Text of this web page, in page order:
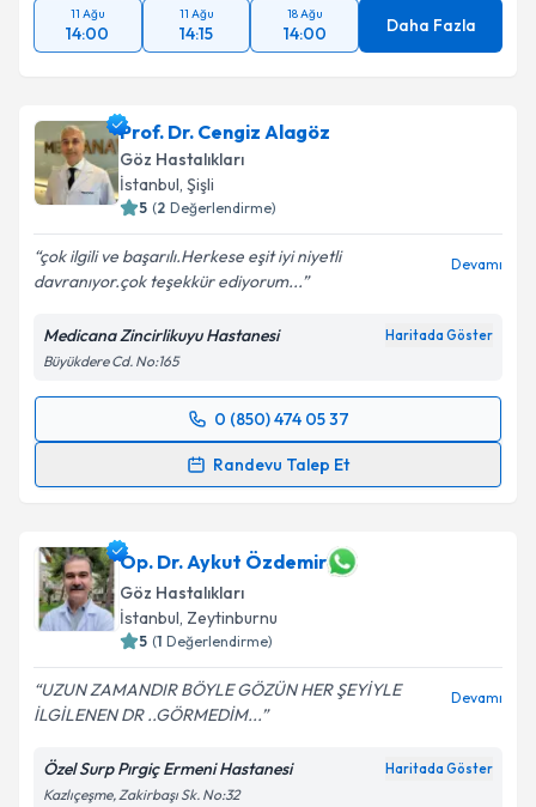
11 Ağu
14:00
11 Ağu
14:15
18 Ağu
14:00 Daha Fazla
Prof. Dr. Cengiz Alagöz
Göz Hastalıkları
İstanbul, Şişli
5 (2 Değerlendirme)
çok ilgili ve başarılı.Herkese eşit iyi niyetli
davranıyor.çok teşekkür ediyorum...
Devamı
Medicana Zincirlikuyu Hastanesi Haritada Göster
Büyükdere Cd. No:165
0 (850) 474 05 37
Randevu Talep Et
Randevu Takvimi Talebi
takvim hazırlandığında e-posta ile bilgilendireceğiz.
E-posta Adresiniz
Kişisel verilerimin işlenmesine ilişkin
kapsamda işlenmesini kabul ediyorum.
Op. Dr. Aykut Özdemir
Göz Hastalıkları
İstanbul, Zeytinburnu
5 (1 Değerlendirme)
UZUN ZAMANDIR BÖYLE GÖZÜN HER ŞEYİYLE
İLGİLENEN DR ..GÖRMEDİM...
Devamı
Özel Surp Pırgiç Ermeni Hastanesi Haritada Göster
Kazlıçeşme, Zakirbaşı Sk. No:32